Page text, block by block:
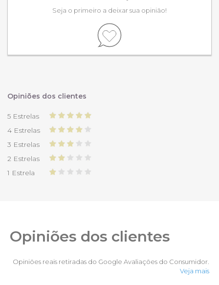
Seja o primeiro a deixar sua opinião!
Opiniões dos clientes
5 Estrelas
4 Estrelas
3 Estrelas
2 Estrelas
1 Estrela
Opiniões dos clientes
Opiniões reais retiradas do Google Avaliações do Consumidor.
Veja mais